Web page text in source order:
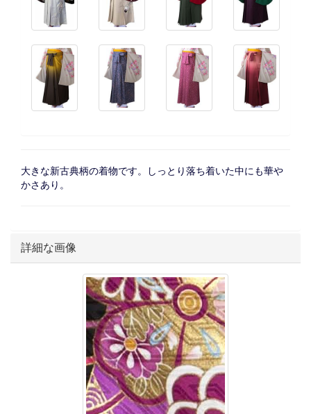
大きな新古典柄の着物です。しっとり落ち着いた中にも華や
かさあり。
詳細な画像